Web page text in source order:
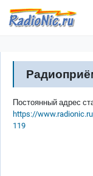
Перейти к
Постоянный адрес
https://
119